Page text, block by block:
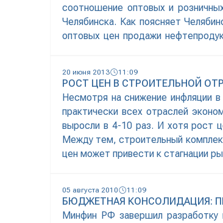
соотношение оптовых и
Челябинска. Как поясняет
оптовых цен продажи
20 июня 2013 11:09
РОСТ ЦЕН В СТРОИТЕЛЬНОЙ
Несмотря на снижение инфляции
практически всех отраслей
выросли в 4-10 раз. И хотя рост
Между тем, строительный
цен может привести к стагнации
05 августа 2010 11:09
БЮДЖЕТНАЯ КОНСОЛИДАЦИЯ:
Минфин РФ завершил разработку